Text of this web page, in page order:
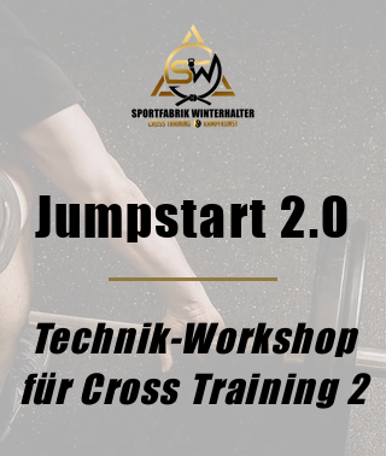
Jumpstart 2.0
Technik-Workshop
für Cross Training 2